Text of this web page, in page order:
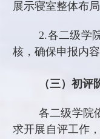
展示寝室整体布
2.各二级学
核，确保申报内容
（三）初评
各二级学院
求开展自评工作